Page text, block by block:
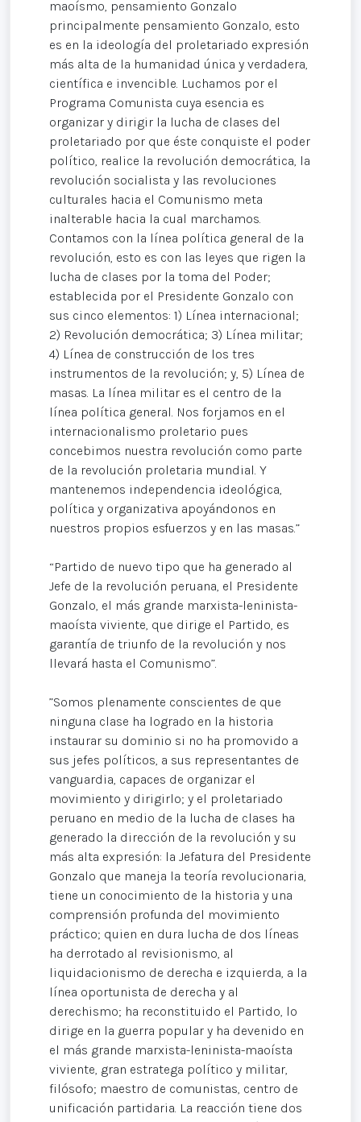
maoísmo, pensamiento Gonzalo
principalmente pensamiento Gonzalo, esto
es en la ideología del proletariado expresión
más alta de la humanidad única y verdadera,
científica e invencible. Luchamos por el
Programa Comunista cuya esencia es
organizar y dirigir la lucha de clases del
proletariado por que éste conquiste el poder
político, realice la revolución democrática, la
revolución socialista y las revoluciones
culturales hacia el Comunismo meta
inalterable hacia la cual marchamos.
Contamos con la línea política general de la
revolución, esto es con las leyes que rigen la
lucha de clases por la toma del Poder;
establecida por el Presidente Gonzalo con
sus cinco elementos: 1) Línea internacional;
2) Revolución democrática; 3) Línea militar;
4) Línea de construcción de los tres
instrumentos de la revolución; y, 5) Línea de
masas. La línea militar es el centro de la
línea política general. Nos forjamos en el
internacionalismo proletario pues
concebimos nuestra revolución como parte
de la revolución proletaria mundial. Y
mantenemos independencia ideológica,
política y organizativa apoyándonos en
nuestros propios esfuerzos y en las masas.”
“Partido de nuevo tipo que ha generado al
Jefe de la revolución peruana, el Presidente
Gonzalo, el más grande marxista-leninista-
maoísta viviente, que dirige el Partido, es
garantía de triunfo de la revolución y nos
llevará hasta el Comunismo”.
”Somos plenamente conscientes de que
ninguna clase ha logrado en la historia
instaurar su dominio si no ha promovido a
sus jefes políticos, a sus representantes de
vanguardia, capaces de organizar el
movimiento y dirigirlo; y el proletariado
peruano en medio de la lucha de clases ha
generado la dirección de la revolución y su
más alta expresión: la Jefatura del Presidente
Gonzalo que maneja la teoría revolucionaria,
tiene un conocimiento de la historia y una
comprensión profunda del movimiento
práctico; quien en dura lucha de dos líneas
ha derrotado al revisionismo, al
liquidacionismo de derecha e izquierda, a la
línea oportunista de derecha y al
derechismo; ha reconstituido el Partido, lo
dirige en la guerra popular y ha devenido en
el más grande marxista-leninista-maoísta
viviente, gran estratega político y militar,
filósofo; maestro de comunistas, centro de
unificación partidaria. La reacción tiene dos